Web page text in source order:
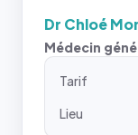
Dr Chloé
Médecin
Tarif
Lieu